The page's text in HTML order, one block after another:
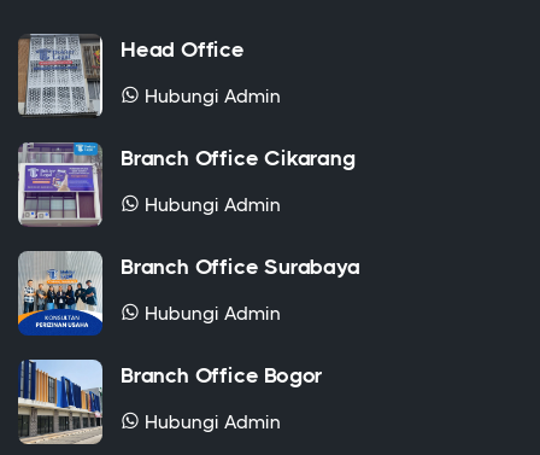
Hubungi Admin
Branch Office Cikarang
Hubungi Admin
Branch Office Surabaya
Hubungi Admin
Branch Office Bogor
Hubungi Admin
Branch Office Jakarta